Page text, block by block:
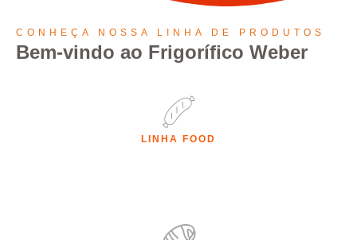
CONHEÇA NOSSA LINHA DE PRODUTOS
Bem-vindo ao Frigorífico Weber
LINHA FOOD